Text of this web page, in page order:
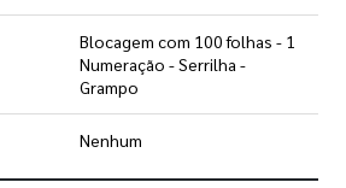
Blocagem com 100 folhas - 1
Numeração - Serrilha -
Grampo
Nenhum